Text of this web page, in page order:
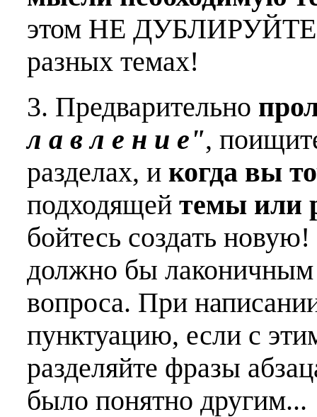
этом НЕ ДУБЛИРУЙТЕ
разных темах!
3. Предварительно
л а в л е н и е",
разделах, и когда вы
подходящей темы или
бойтесь создать
должно бы лаконичным
вопроса. При
пунктуацию, если с
разделяйте фразы
было понятно другим...